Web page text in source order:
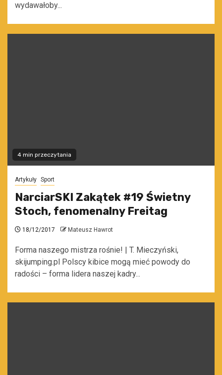
wydawałoby...
4 min przeczytania
Artykuły Sport
NarciarSKI Zakątek #19 Świetny
Stoch, fenomenalny Freitag
18/12/2017 Mateusz Hawrot
Forma naszego mistrza rośnie! | T. Mieczyński,
skijumping.pl Polscy kibice mogą mieć powody do
radości – forma lidera naszej kadry...